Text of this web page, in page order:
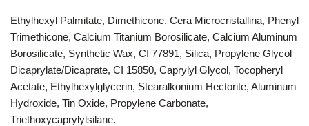
Ethylhexyl Palmitate, Dimethicone, Cera Microcristallina, Phenyl
Trimethicone, Calcium Titanium Borosilicate, Calcium Aluminum
Borosilicate, Synthetic Wax, CI 77891, Silica, Propylene Glycol
Dicaprylate/Dicaprate, CI 15850, Caprylyl Glycol, Tocopheryl
Acetate, Ethylhexylglycerin, Stearalkonium Hectorite, Aluminum
Hydroxide, Tin Oxide, Propylene Carbonate,
Triethoxycaprylylsilane.